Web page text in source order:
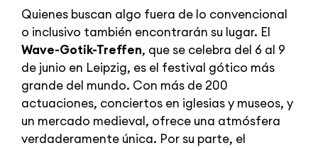
Quienes buscan algo fuera de lo convencional
o inclusivo también encontrarán su lugar. El
Wave-Gotik-Treffen, que se celebra del 6 al 9
de junio en Leipzig, es el festival gótico más
grande del mundo. Con más de 200
actuaciones, conciertos en iglesias y museos, y
un mercado medieval, ofrece una atmósfera
verdaderamente única. Por su parte, el